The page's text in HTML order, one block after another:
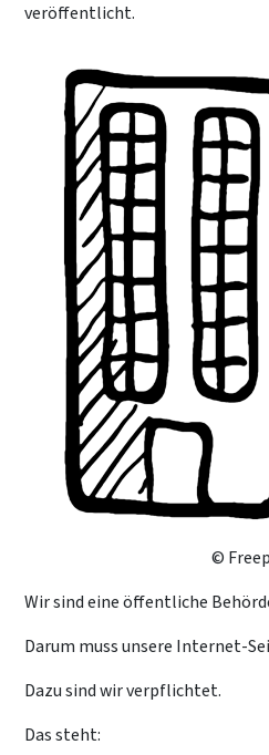
veröffentlicht.
©
Wir sind eine öffentliche
Darum muss unsere Internet-
Dazu sind wir verpflichtet.
Das steht: